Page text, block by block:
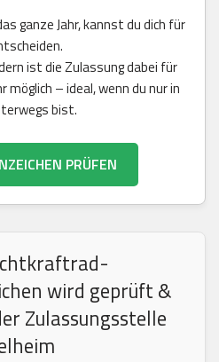
ganze Jahr, kannst du dich für
ist die Zulassung dabei für
möglich – ideal, wenn du nur in
bist.
PRÜFEN
wird geprüft &
Zulassungsstelle